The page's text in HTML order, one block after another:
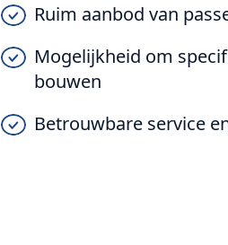
Ruim aanbod van
Mogelijkheid om
bouwen
Betrouwbare service